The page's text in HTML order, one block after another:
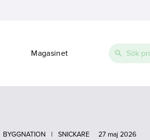
Magasinet
Sök
efter:
BYGGNATION
| SNICKARE 27 maj 2026